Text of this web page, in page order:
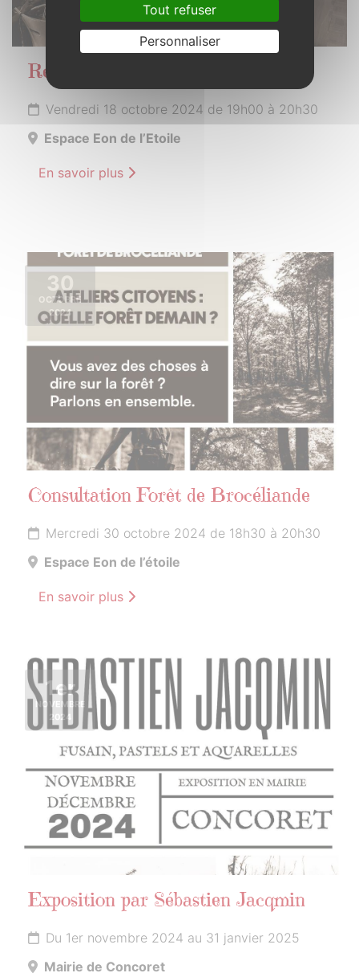
Réunion publique
Vendredi 18 octobre 2024 de 19h00 à 20h30
Espace Eon de l’Etoile
En savoir plus
30
OCTOBRE
2024
Consultation Forêt de Brocéliande
Mercredi 30 octobre 2024 de 18h30 à 20h30
Espace Eon de l’étoile
En savoir plus
1er
NOVEMBRE
2024
Exposition par Sébastien Jacqmin
Du 1er novembre 2024 au 31 janvier 2025
Mairie de Concoret
Tout refuser
Personnaliser